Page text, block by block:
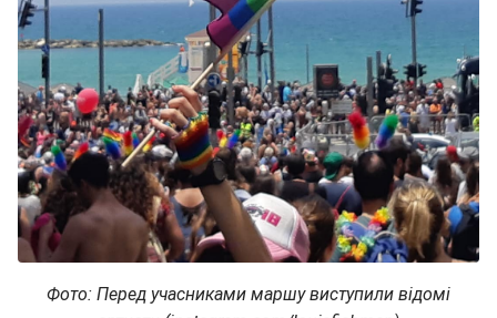
Фото: Перед учасниками маршу виступили відомі